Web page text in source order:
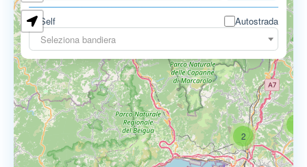
Self
Autostrada
Seleziona bandiera
2